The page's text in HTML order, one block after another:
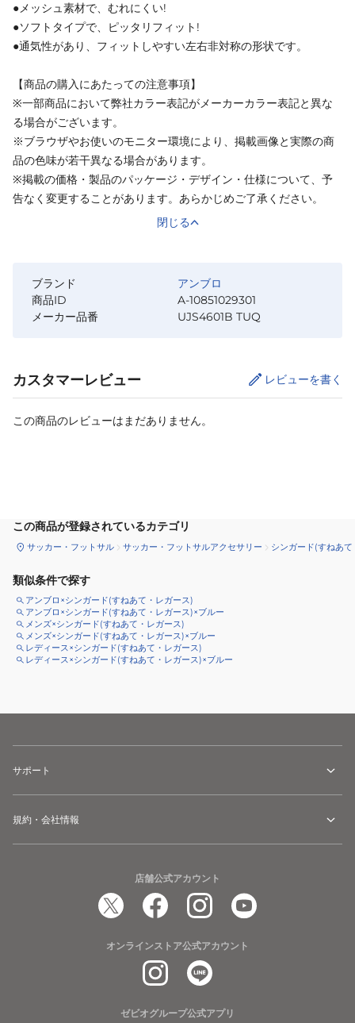
●メッシュ素材で、むれにくい!
●ソフトタイプで、ピッタリフィット!
●通気性があり、フィットしやすい左右非対称の形状です。
【商品の購入にあたっての注意事項】
※一部商品において弊社カラー表記がメーカーカラー表記と異な
る場合がございます。
※ブラウザやお使いのモニター環境により、掲載画像と実際の商
品の色味が若干異なる場合があります。
※掲載の価格・製品のパッケージ・デザイン・仕様について、予
告なく変更することがあります。あらかじめご了承ください。
閉じる
ブランド
アンブロ
商品ID
A-10851029301
メーカー品番
UJS4601B TUQ
カスタマーレビュー レビューを書く
この商品のレビューはまだありません。
この商品が登録されているカテゴリ
サッカー・フットサル サッカー・フットサルアクセサリー シンガード(すねあ
類似条件で探す
アンブロ×シンガード(すねあて・レガース)
アンブロ×シンガード(すねあて・レガース)×ブルー
メンズ×シンガード(すねあて・レガース)
メンズ×シンガード(すねあて・レガース)×ブルー
レディース×シンガード(すねあて・レガース)
レディース×シンガード(すねあて・レガース)×ブルー
サポート
規約・会社情報
店舗公式アカウント
オンラインストア公式アカウント
ゼビオグループ公式アプリ